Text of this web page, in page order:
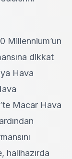
Millennium’un
dikkat
Hava
Macar Hava
halihazırda